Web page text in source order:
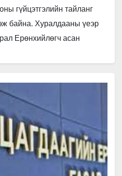
гүйцэтгэлийн тайланг
байна. Хуралдааны үеэр
Ерөнхийлөгч асан